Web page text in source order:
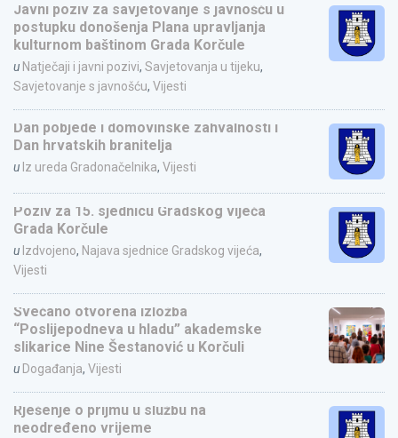
Javni poziv za savjetovanje s javnošću u
postupku donošenja Plana upravljanja
kulturnom baštinom Grada Korčule
u Natječaji i javni pozivi, Savjetovanja u tijeku,
Savjetovanje s javnošću, Vijesti
Dan pobjede i domovinske zahvalnosti i
Dan hrvatskih branitelja
u Iz ureda Gradonačelnika, Vijesti
Poziv za 15. sjednicu Gradskog vijeća
Grada Korčule
u Izdvojeno, Najava sjednice Gradskog vijeća,
Vijesti
Svečano otvorena izložba
“Poslijepodneva u hladu” akademske
slikarice Nine Šestanović u Korčuli
u Događanja, Vijesti
Rješenje o prijmu u službu na
neodređeno vrijeme